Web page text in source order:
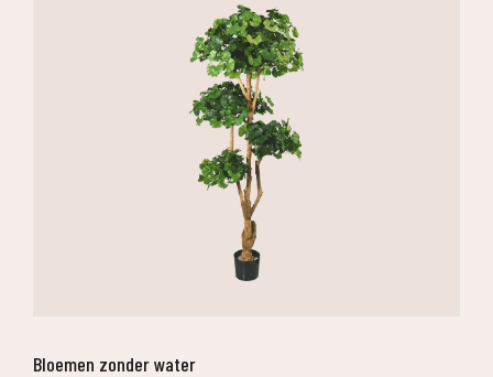
Bloemen zonder water